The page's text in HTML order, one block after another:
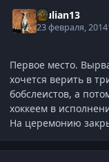
djulian13
23 февраля, 2014
Первое место.
хочется верить в
бобслеистов, а
хоккеем в
На церемонию